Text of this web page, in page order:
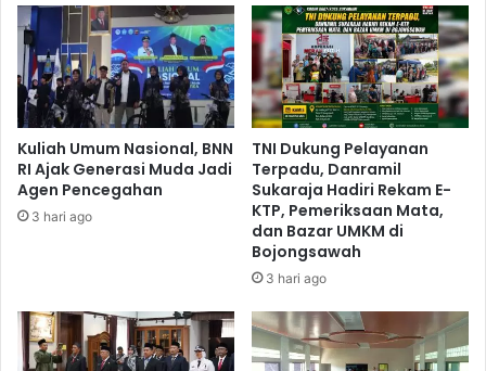
Kuliah Umum Nasional, BNN
RI Ajak Generasi Muda Jadi
Agen Pencegahan
3 hari ago
TNI Dukung Pelayanan
Terpadu, Danramil
Sukaraja Hadiri Rekam E-
KTP, Pemeriksaan Mata,
dan Bazar UMKM di
Bojongsawah
3 hari ago